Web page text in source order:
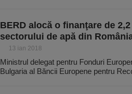
BERD alocă o finanţare de
sectorului de apă din
13 ian 2018
Ministrul delegat pentru Fonduri
Bulgaria al Băncii Europene pentru